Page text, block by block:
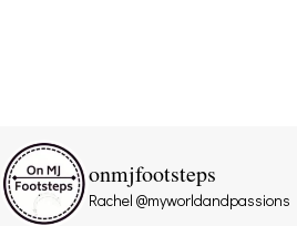
onmjfootsteps
Rachel @myworldandpassions